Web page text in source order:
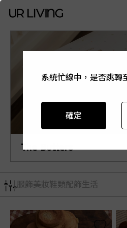
The Butters
服飾美妝 鞋類配飾生活
系統忙線中，是否跳轉
確定
系統忙線中，是否跳轉
確定
系統忙線中，是否跳轉
確定
系統忙線中，是否跳轉
確定
系統忙線中，是否跳轉
確定